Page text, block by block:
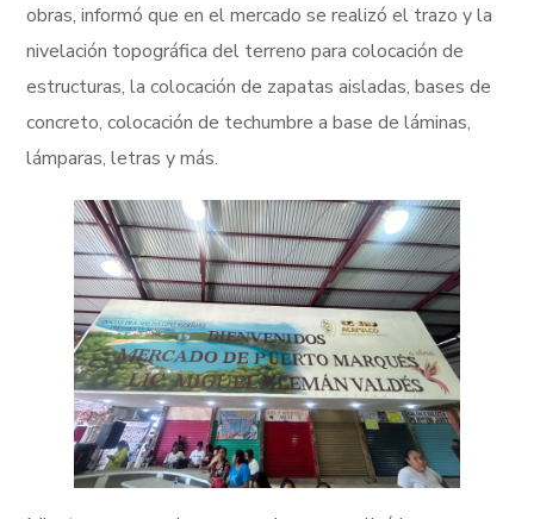
obras, informó que en el mercado se realizó el trazo y la
nivelación topográfica del terreno para colocación de
estructuras, la colocación de zapatas aisladas, bases de
concreto, colocación de techumbre a base de láminas,
lámparas, letras y más.